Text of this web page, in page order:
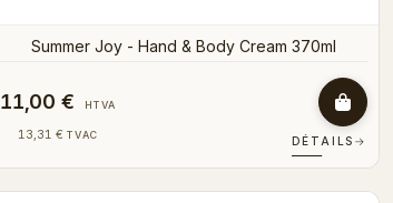
Summer Joy - Hand & Body Cream 370ml
11,00 € HTVA
13,31 € TVAC DÉTAILS →